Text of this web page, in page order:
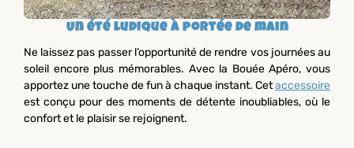
Un été ludique à portée de main
Ne laissez pas passer l’opportunité de rendre vos journées au
soleil encore plus mémorables. Avec la Bouée Apéro, vous
apportez une touche de fun à chaque instant. Cetaccessoire
est conçu pour des moments de détente inoubliables, où le
confort et le plaisir se rejoignent.